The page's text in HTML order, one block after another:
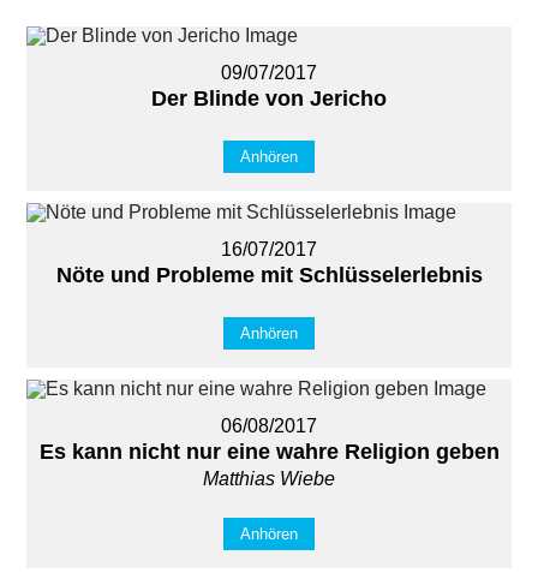
09/07/2017
Der Blinde von Jericho
Anhören
16/07/2017
Nöte und Probleme mit Schlüsselerlebnis
Anhören
06/08/2017
Es kann nicht nur eine wahre Religion geben
Matthias Wiebe
Anhören